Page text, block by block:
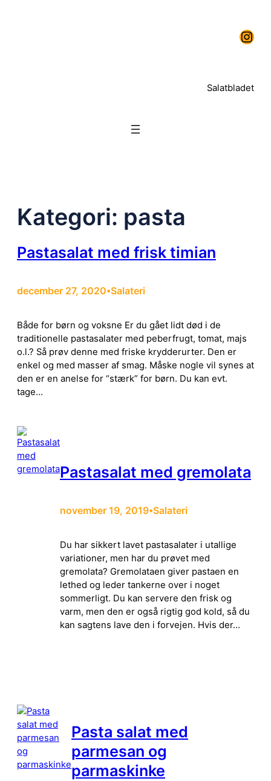
Instagram
Salatbladet
Kategori: pasta
Pastasalat med frisk timian
december 27, 2020•Salateri
Både for børn og voksne Er du gået lidt død i de
traditionelle pastasalater med peberfrugt, tomat, majs
o.l.? Så prøv denne med friske krydderurter. Den er
enkel og med masser af smag. Måske nogle vil synes at
den er en anelse for “stærk” for børn. Du kan evt.
tage…
Pastasalat med gremolata
november 19, 2019•Salateri
Du har sikkert lavet pastasalater i utallige
variationer, men har du prøvet med
gremolata? Gremolataen giver pastaen en
lethed og leder tankerne over i noget
sommerligt. Du kan servere den frisk og
varm, men den er også rigtig god kold, så du
kan sagtens lave den i forvejen. Hvis der…
Pasta salat med
parmesan og
parmaskinke